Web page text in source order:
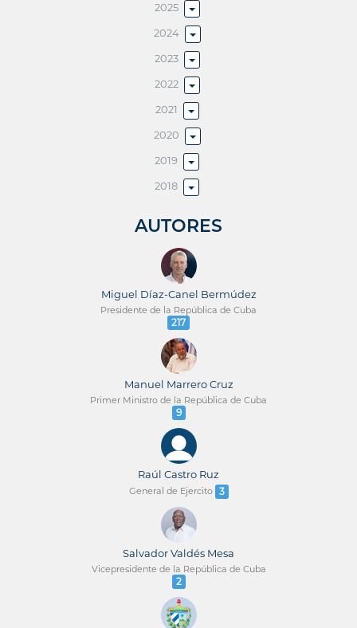
2025
2024
2023
2022
2021
2020
2019
2018
AUTORES
Miguel Díaz-Canel Bermúdez
Presidente de la República de Cuba
217
Manuel Marrero Cruz
Primer Ministro de la República de Cuba
9
Raúl Castro Ruz
General de Ejercito 3
Salvador Valdés Mesa
Vicepresidente de la República de Cuba
2